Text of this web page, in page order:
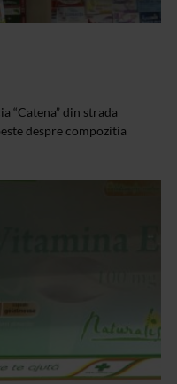
“Catena” din strada
despre compozitia